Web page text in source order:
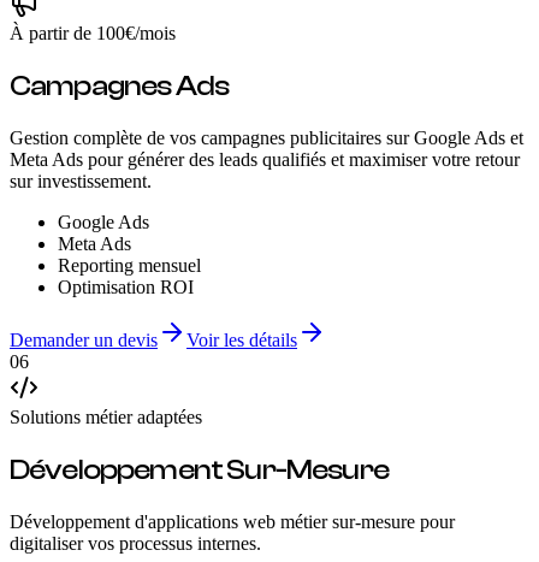
À partir de 100€/mois
Campagnes Ads
Gestion complète de vos campagnes publicitaires sur Google Ads et
Meta Ads pour générer des leads qualifiés et maximiser votre retour
sur investissement.
Google Ads
Meta Ads
Reporting mensuel
Optimisation ROI
Demander un devis
Voir les détails
06
Solutions métier adaptées
Développement Sur-Mesure
Développement d'applications web métier sur-mesure pour
digitaliser vos processus internes.